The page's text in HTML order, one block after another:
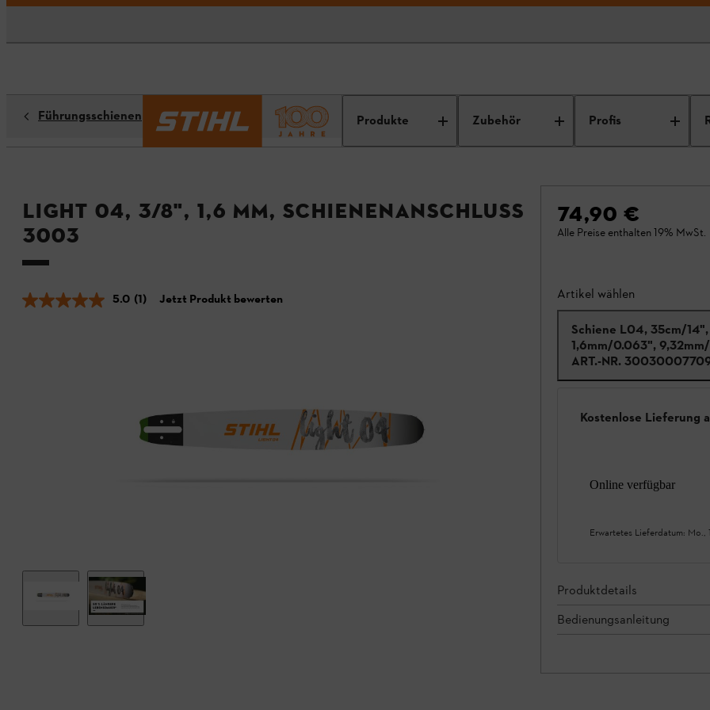
Produkte Zubehör Profis
Führungsschienen
Light 04, 3/8", 1,6 mm, Schienenanschluss
3003
5.0 (1) Jetzt Produkt bewerten
74,90 €
Alle Preise enthalten 19% MwSt.
Artikel wählen
Schiene L04, 35cm/14",
1,6mm/0.063",
ART.-NR.
Kostenlose Lieferung
Online verfügbar
Erwartetes Lieferdatum: Mo.,
Produktdetails
Bedienungsanleitung